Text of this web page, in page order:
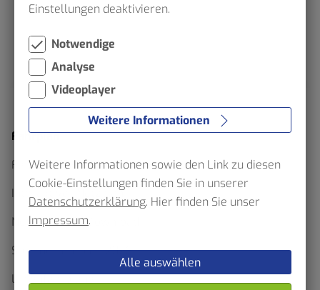
Fahrplan
Fahrplanauskunft
Interaktiver Netzplan
Netzpläne als Download
Sommerfahrplan 2026
Linienfahrpläne
Einstellungen deaktivieren.
Notwendige
Analyse
Videoplayer
Weitere Informationen
Weitere Informationen sowie den Link zu diesen
Cookie-Einstellungen finden Sie in unserer
Datenschutzerklärung. Hier finden Sie unser
Impressum.
Alle auswählen